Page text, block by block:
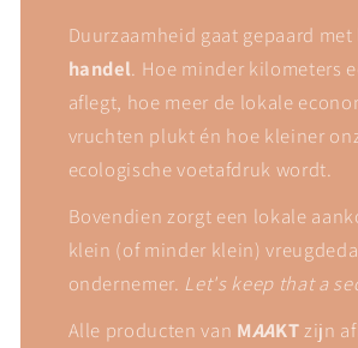
Duurzaamheid gaat gepaard met
handel. Hoe minder kilometers
aflegt, hoe meer de lokale
vruchten plukt én hoe kleiner
ecologische voetafdruk wordt.
Bovendien zorgt een lokale
klein (of minder klein)
ondernemer. Let's keep that a
Alle producten van MAAKTzijn